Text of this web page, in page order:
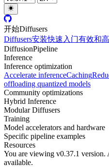
开始Diffusers
Diffusers安装快速入门有效和
DiffusionPipeline
Inference
Inference optimization
Accelerate inferenceCaching
offloading quantized models
Community optimizations
Hybrid Inference
Modular Diffusers
Training
Model accelerators and hardware
Specific pipeline examples
Resources
You are viewing v0.37.1 version.
available.